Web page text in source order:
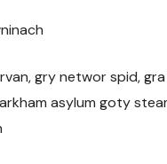
gry networ spid,
asylum goty